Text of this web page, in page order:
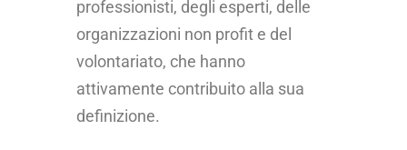
professionisti, degli esperti, delle
organizzazioni non profit e del
volontariato, che hanno
attivamente contribuito alla sua
definizione.